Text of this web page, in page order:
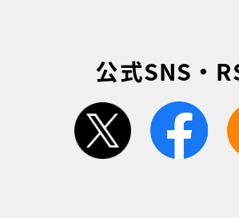
公式SNS・
twitter